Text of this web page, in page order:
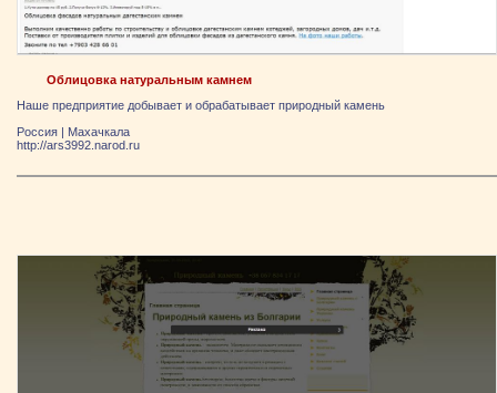
Облицовка натуральным камнем
Наше предприятие добывает и обрабатывает природный камень
Россия | Махачкала
http://ars3992.narod.ru